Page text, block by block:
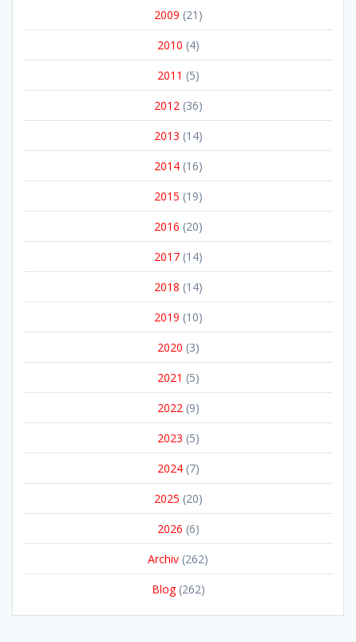
2009 (21)
2010 (4)
2011 (5)
2012 (36)
2013 (14)
2014(16)
2015 (19)
2016 (20)
2017(14)
2018 (14)
2019 (10)
2020 (3)
2021 (5)
2022 (9)
2023 (5)
2024(7)
2025 (20)
2026 (6)
Archiv (262)
Blog(262)